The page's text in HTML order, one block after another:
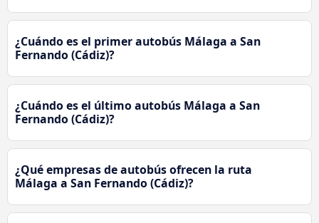
¿Cuándo es el primer autobús Málaga a San
Fernando (Cádiz)?
¿Cuándo es el último autobús Málaga a San
Fernando (Cádiz)?
¿Qué empresas de autobús ofrecen la ruta
Málaga a San Fernando (Cádiz)?